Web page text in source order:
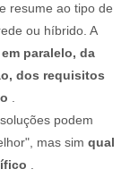
resume ao tipo de
ou híbrido. A
paralelo, da
dos requisitos
.
podem
mas sim qual
.